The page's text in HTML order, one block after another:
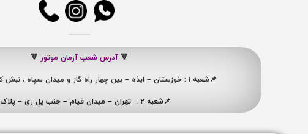
🔻 آدرس شعب آرمان موتور 🔻
📌شعبه ۱ : خوزستان – ایذه – بین چهار راه گاز و میدان سپاه ، نبش کوچه شهید ممبینی
📌شعبه ۲ : تهران – میدان قیام – جنب پل ری – پلاک ۴۱۹